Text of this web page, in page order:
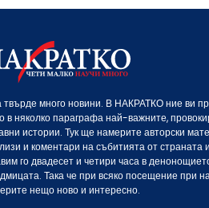
много новини. В НАКРАТКО ние ви
в няколко параграфа най-важните,
истории. Тук ще намерите авторски
и коментари на събитията от страната
го двадесет и четири часа в
Така че при всяко посещение при
нещо ново и интересно.